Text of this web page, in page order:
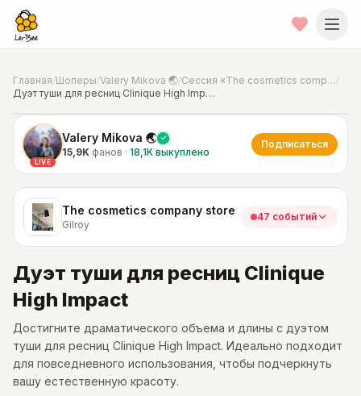
Главная/Шоперы/Valery Mikova 🌏/ Сессия «The cosmetics company store»/
Дуэт туши для ресниц Clinique High Impact
📍Фото от шопера·Gilroy
LIVE
Valery Mikova 🌏
15,9K фанов · 18,1K выкуплено
Подписаться
The cosmetics company store
Gilroy
47 событий
Дуэт туши для ресниц Clinique
High Impact
Достигните драматического объема и длины с дуэтом
туши для ресниц Clinique High Impact. Идеально подходит
для повседневного использования, чтобы подчеркнуть
вашу естественную красоту.